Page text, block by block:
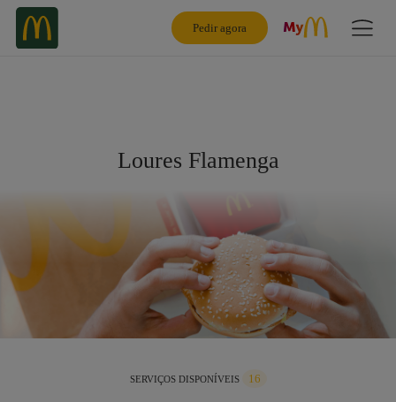
Pedir agora
Loures Flamenga
SERVIÇOS DISPONÍVEIS 16